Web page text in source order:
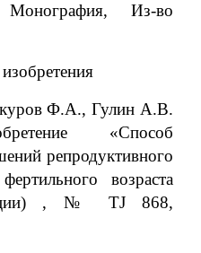
Монография, Из-во
Ф.А., Гулин А.В.
«Способ
репродуктивного
возраста
, № TJ 868,